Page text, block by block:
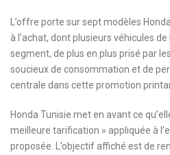
L’offre porte sur sept modèles
à l’achat, dont plusieurs véhicules
segment, de plus en plus prisé par
soucieux de consommation et de
centrale dans cette promotion
Honda Tunisie met en avant ce
meilleure tarification » appliquée à
proposée. L’objectif affiché est de